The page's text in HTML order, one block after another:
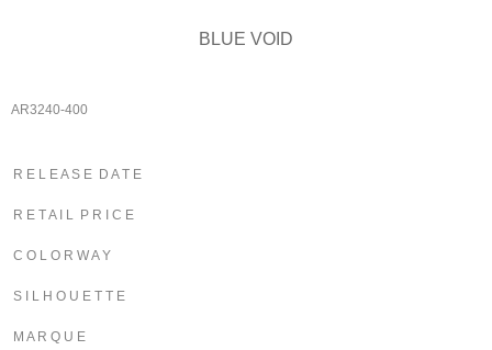
BLUE VOID
AR3240-400
R E L E A S E D A T E
R E T A I L P R I C E
C O L O R W A Y
S I L H O U E T T E
M A R Q U E